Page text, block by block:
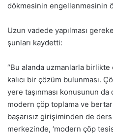
dökmesinin engellenmesinin
Uzun vadede yapılması
şunları kaydetti:
“Bu alanda uzmanlarla
kalıcı bir çözüm bulunması.
yere taşınması konusunun da
modern çöp toplama ve
başarısız girişiminden de
merkezinde, ‘modern çöp